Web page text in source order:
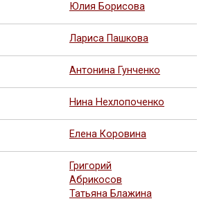
Юлия Борисова
Лариса Пашкова
Антонина Гунченко
Нина Нехлопоченко
Елена Коровина
Григорий
Абрикосов
Татьяна Блажина